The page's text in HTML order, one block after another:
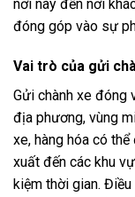
nơi này đến nơi
đóng góp vào sự
Vai trò của gửi
Gửi chành xe đóng
địa phương, vùng
xe, hàng hóa có
xuất đến các khu
kiệm thời gian.